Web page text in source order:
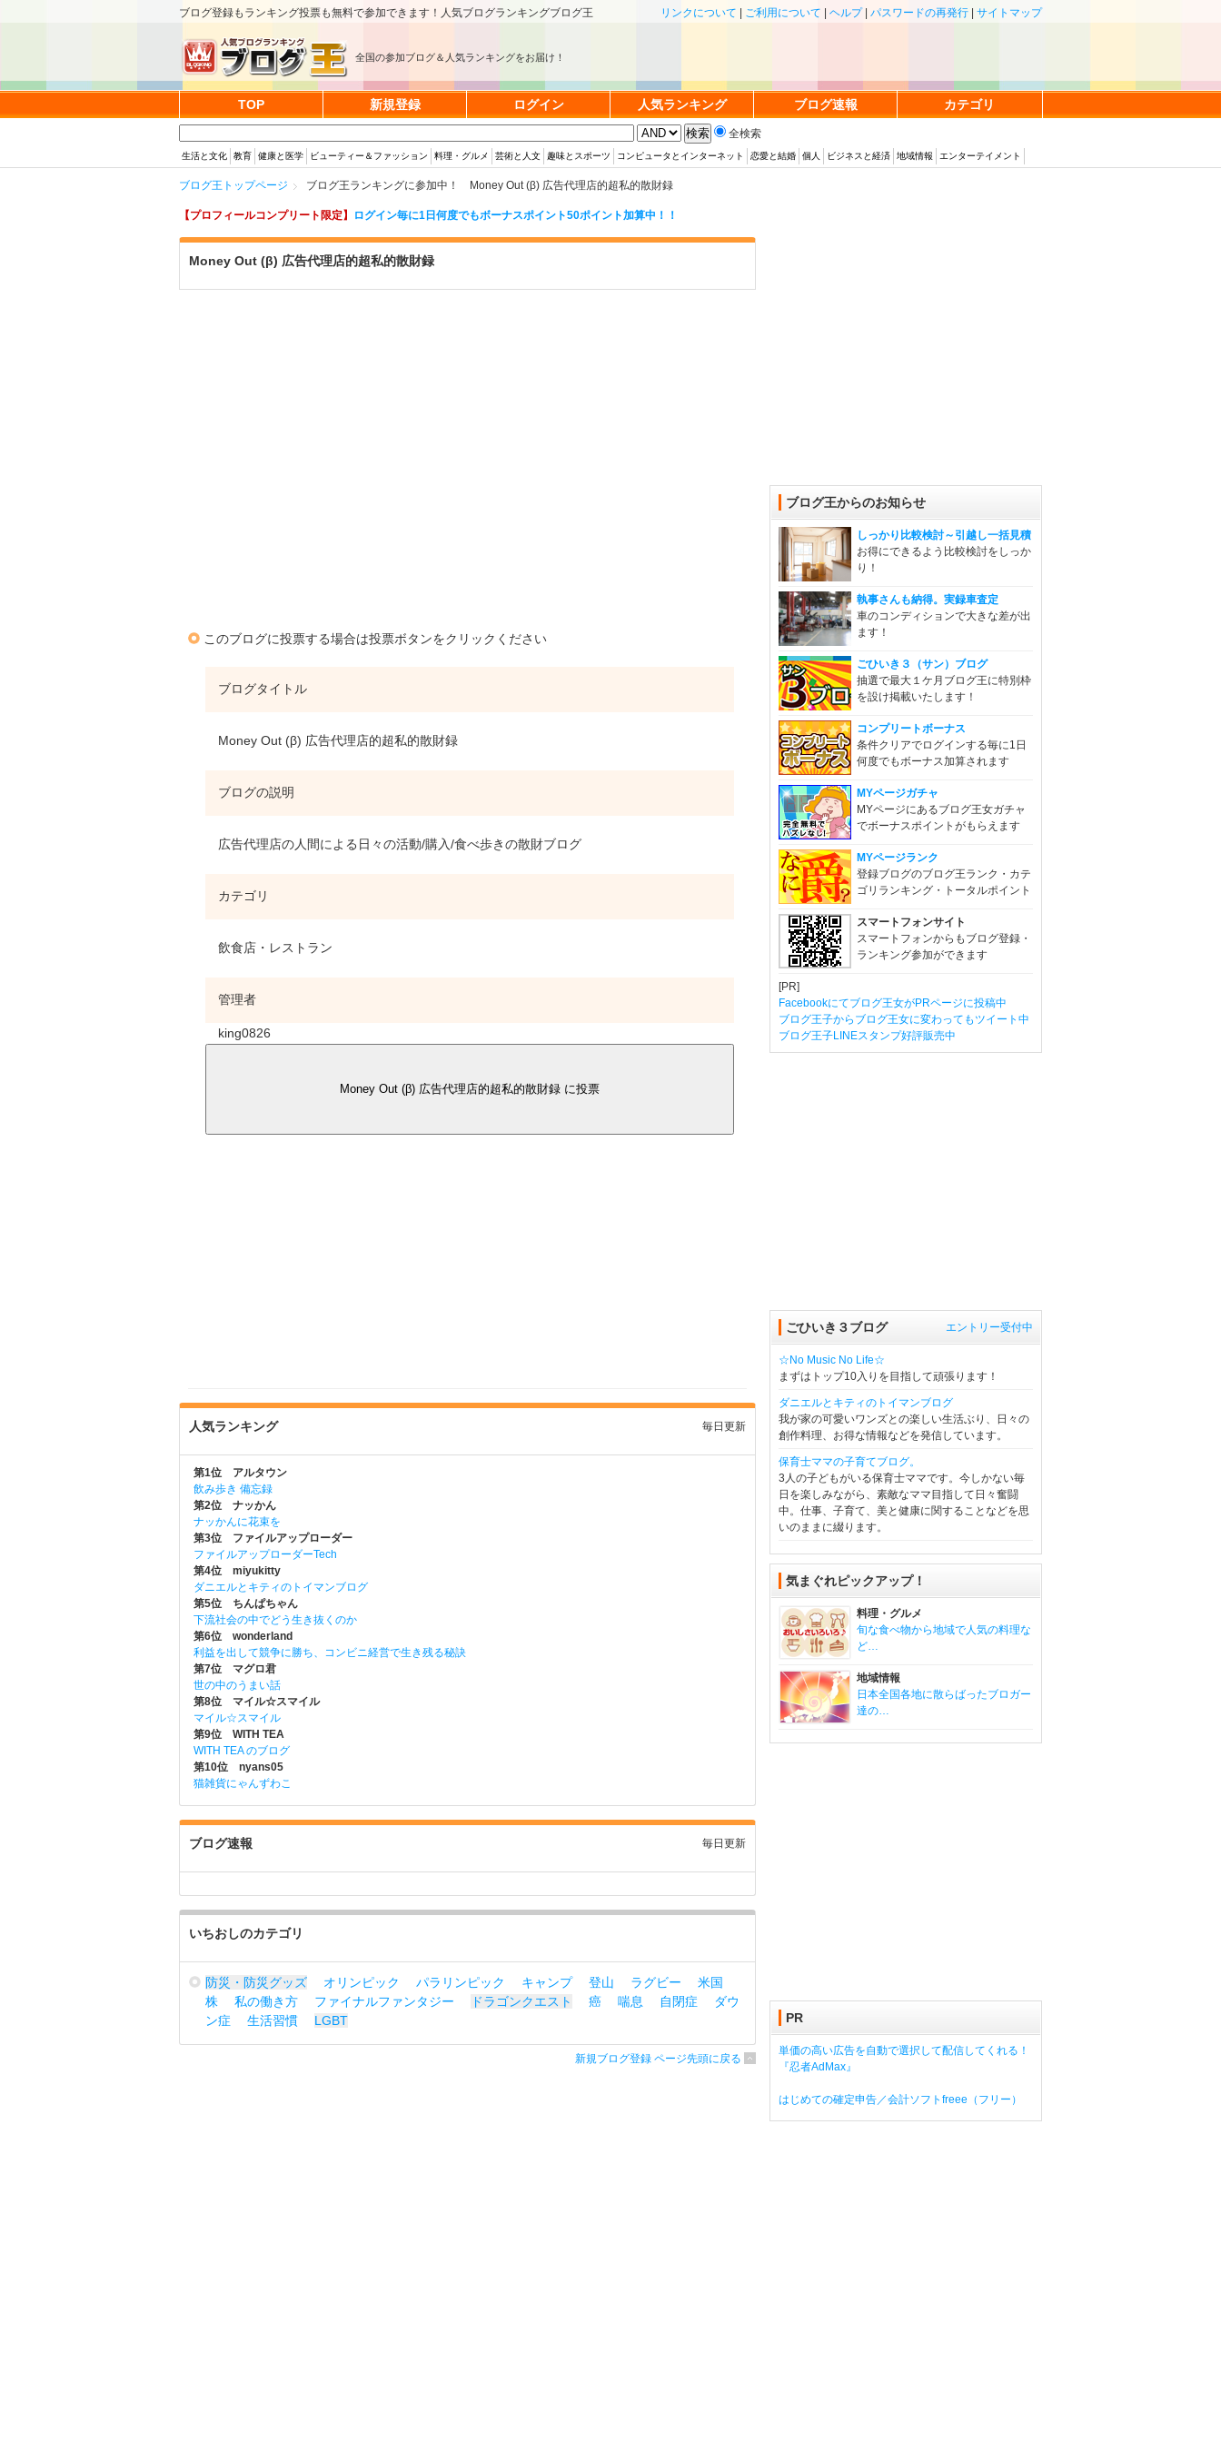
ブログ登録もランキング投票も無料で参加できます！人気ブログランキングブログ王 リンクについて ご利用について ヘルプ| パスワードの再発行 サイトマップ
全国の参加ブログ＆人気ランキングをお届け！
TOP 新規登録 ログイン 人気ランキング ブログ速報 カテゴリ
全検索
生活と文化 教育 健康と医学 ビューティー＆ファッション 料理・グルメ 芸術と人文 趣味とスポーツ コンピュータとインターネット 恋愛と結婚 個人 ビジネスと経済 地域情報 エンターテイメント
ブログ王トップページ ブログ王ランキングに参加中！ Money Out (β) 広告代理店的超私的散財録
【プロフィールコンプリート限定】 ログイン毎に1日何度でもボーナスポイント50ポイント加算中！！
Money Out (β) 広告代理店的超私的散財録
このブログに投票する場合は投票ボタンをクリックください
ブログタイトル
Money Out (β) 広告代理店的超私的散財録
ブログの説明
広告代理店の人間による日々の活動/購入/食べ歩きの散財ブログ
カテゴリ
飲食店・レストラン
管理者
king0826
人気ランキング 毎日更新
第1位 アルタウン
飲み歩き 備忘録
第2位 ナッかん
ナッかんに花束を
第3位 ファイルアップローダー
ファイルアップローダーTech
第4位 miyukitty
ダニエルとキティのトイマンブログ
第5位 ちんぱちゃん
下流社会の中でどう生き抜くのか
第6位 wonderland
利益を出して競争に勝ち、コンビニ経営で生き残る秘訣
第7位 マグロ君
世の中のうまい話
第8位 マイル☆スマイル
マイル☆スマイル
第9位 WITH TEA
WITH TEA のブログ
第10位 nyans05
猫雑貨にゃんずわこ
ブログ速報 毎日更新
いちおしのカテゴリ
防災・防災グッズ オリンピック パラリンピック キャンプ 登山 ラグビー
米国
株
私の働き方 ファイナルファンタジー ドラゴンクエスト 癌 喘息 自閉症
ダウ
ン症
生活習慣 LGBT
新規ブログ登録 ページ先頭に戻る
ブログ王からのお知らせ
しっかり比較検討～引越し一括見積
お得にできるよう比較検討をしっか
り！
執事さんも納得。実録車査定
車のコンディションで大きな差が出
ます！
ごひいき３（サン）ブログ
抽選で最大１ケ月ブログ王に特別枠
を設け掲載いたします！
コンプリートボーナス
条件クリアでログインする毎に1日
何度でもボーナス加算されます
MYページガチャ
MYページにあるブログ王女ガチャ
でボーナスポイントがもらえます
MYページランク
登録ブログのブログ王ランク・カテ
ゴリランキング・トータルポイント
スマートフォンサイト
スマートフォンからもブログ登録・
ランキング参加ができます
[PR]
Facebookにてブログ王女がPRページに投稿中
ブログ王子からブログ王女に変わってもツイート中
ブログ王子LINEスタンプ好評販売中
エントリー受付中
ごひいき３ブログ
☆No Music No Life☆
まずはトップ10入りを目指して頑張ります！
ダニエルとキティのトイマンブログ
我が家の可愛いワンズとの楽しい生活ぶり、日々の
創作料理、お得な情報などを発信しています。
保育士ママの子育てブログ。
3人の子どもがいる保育士ママです。今しかない毎
日を楽しみながら、素敵なママ目指して日々奮闘
中。仕事、子育て、美と健康に関することなどを思
いのままに綴ります。
気まぐれピックアップ！
料理・グルメ
旬な食べ物から地域で人気の料理な
ど…
地域情報
日本全国各地に散らばったブロガー
達の…
PR
単価の高い広告を自動で選択して配信してくれる！
『忍者AdMax』
はじめての確定申告／会計ソフトfreee（フリー）